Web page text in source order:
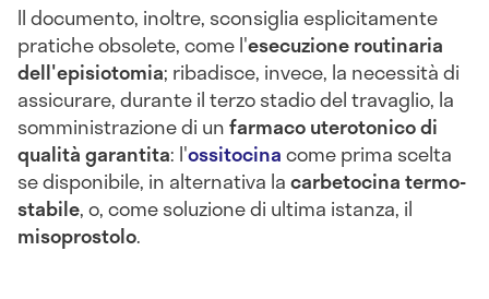
Il documento, inoltre, sconsiglia esplicitamente
pratiche obsolete, come l'esecuzione routinaria
dell'episiotomia; ribadisce, invece, la necessità di
assicurare, durante il terzo stadio del travaglio, la
somministrazione di unfarmaco uterotonico di
qualità garantita: l'ossitocinacome prima scelta
se disponibile, in alternativa lacarbetocina termo-
stabile, o, come soluzione di ultima istanza, il
misoprostolo.